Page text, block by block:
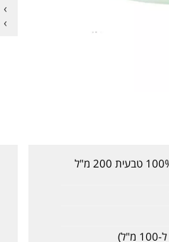
שוורץ חמאת שיאה 100% טבעית 200 מ"ל